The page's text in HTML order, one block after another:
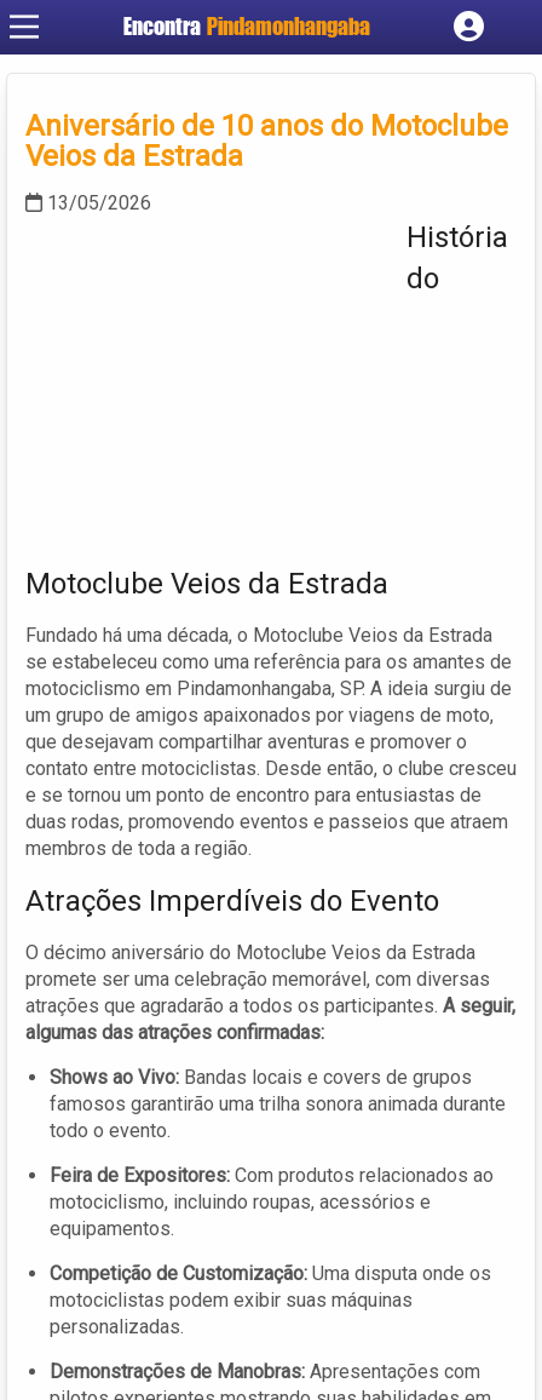
Encontra Pindamonhangaba
Cadastrar empresa
Criar conta
Aniversário de 10 anos do Motoclube
Veios da Estrada
13/05/2026
História
do
Motoclube Veios da Estrada
Fundado há uma década, o Motoclube Veios da Estrada
se estabeleceu como uma referência para os amantes de
motociclismo em Pindamonhangaba, SP. A ideia surgiu de
um grupo de amigos apaixonados por viagens de moto,
que desejavam compartilhar aventuras e promover o
contato entre motociclistas. Desde então, o clube cresceu
e se tornou um ponto de encontro para entusiastas de
duas rodas, promovendo eventos e passeios que atraem
membros de toda a região.
Atrações Imperdíveis do Evento
O décimo aniversário do Motoclube Veios da Estrada
promete ser uma celebração memorável, com diversas
atrações que agradarão a todos os participantes. A seguir,
algumas das atrações confirmadas:
Shows ao Vivo: Bandas locais e covers de grupos
famosos garantirão uma trilha sonora animada durante
todo o evento.
Feira de Expositores: Com produtos relacionados ao
motociclismo, incluindo roupas, acessórios e
equipamentos.
Competição de Customização: Uma disputa onde os
motociclistas podem exibir suas máquinas
personalizadas.
Demonstrações de Manobras: Apresentações com